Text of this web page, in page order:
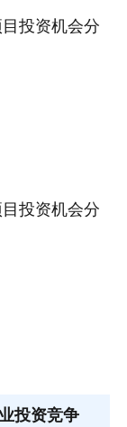
投资机会分
投资机会分
投资竞争